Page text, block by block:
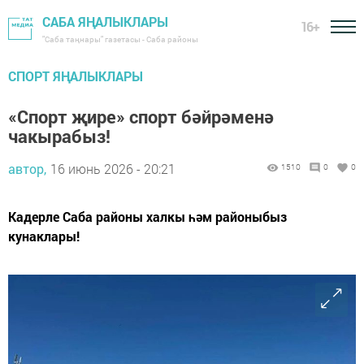
САБА ЯҢАЛЫКЛАРЫ
"Саба таңнары" газетасы - Саба районы
16+
СПОРТ ЯҢАЛЫКЛАРЫ
«Спорт җире» спорт бәйрәменә
чакырабыз!
автор, 16 июнь 2026 - 20:21 1510 0 0
Кадерле Саба районы халкы һәм районыбыз
кунаклары!